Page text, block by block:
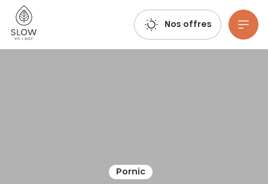
Respirez, imaginez, réservez : les réservations estivales 2027 sont déjà ouvertes !
Nos offres
Pornic